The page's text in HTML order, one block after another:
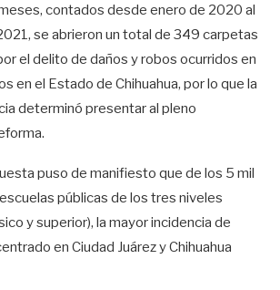
contados desde enero de 2020 al
se abrieron un total de 349 carpetas
el delito de daños y robos ocurridos en
en el Estado de Chihuahua, por lo que la
determinó presentar al pleno
puso de manifiesto que de los 5 mil
públicas de los tres niveles
y superior), la mayor incidencia de
en Ciudad Juárez y Chihuahua